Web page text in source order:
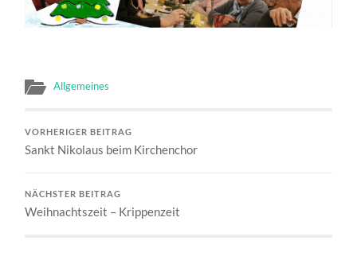
Allgemeines
VORHERIGER BEITRAG
Sankt Nikolaus beim Kirchenchor
NÄCHSTER BEITRAG
Weihnachtszeit – Krippenzeit